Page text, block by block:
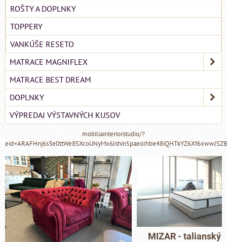
ROŠTY A DOPLNKY
TOPPERY
VANKÚŠE RESETO
MATRACE MAGNIFLEX
MATRACE BEST DREAM
DOPLNKY
VÝPREDAJ VÝSTAVNÝCH KUSOV
mobiliainteriorstudio/?
MIZAR - talianský matrac